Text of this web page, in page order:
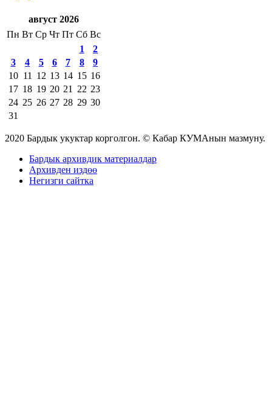
август 2026
Пн Вт Ср Чт Пт Сб Вс
1
2
3
4 5 6 7 8
9
10 11 12 13 14 15 16
17 18 19 20 21 22 23
24 25 26 27 28 29 30
31
2020 Бардык укуктар корголгон. © Кабар КУМАнын мазмуну.
Бардык архивдик материалдар
Архивден издөө
Негизги сайтка